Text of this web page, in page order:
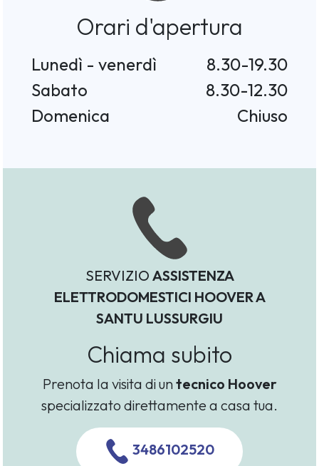
Orari d'apertura
Lunedì - venerdì
8.30-19.30
Sabato
8.30-12.30
Domenica
Chiuso
SERVIZIO ASSISTENZA
ELETTRODOMESTICI HOOVER A
SANTU LUSSURGIU
Chiama subito
Prenota la visita di untecnico Hoover
specializzato direttamente a casa tua.
3486102520